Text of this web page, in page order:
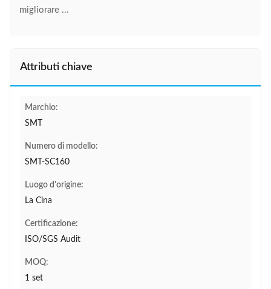
migliorare ...
Attributi chiave
Marchio:
SMT
Numero di modello:
SMT-SC160
Luogo d'origine:
La Cina
Certificazione:
ISO/SGS Audit
MOQ:
1 set